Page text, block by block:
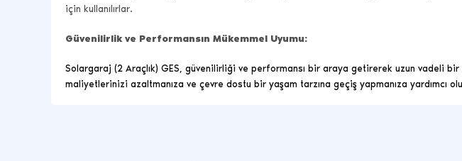
için kullanılırlar.
Güvenilirlik ve Performansın Mükemmel Uyumu:
Solargaraj (2 Araçlık) GES, güvenilirliği ve performansı bir araya getirerek uzun vadeli
maliyetlerinizi azaltmanıza ve çevre dostu bir yaşam tarzına geçiş yapmanıza yardımcı